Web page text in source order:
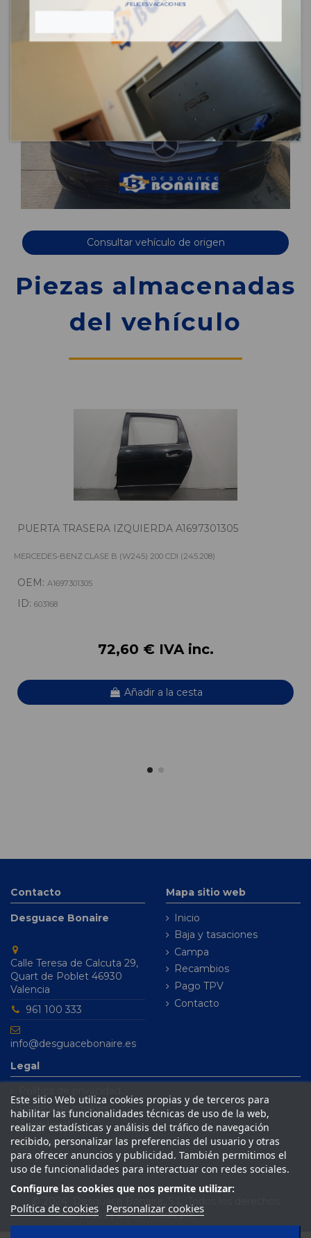
Consultar vehículo de origen
Piezas almacenadas
del vehículo
PUERTA TRASERA IZQUIERDA A1697301305
MERCEDES-BENZ CLASE B (W245) 200 CDI (245.208)
OEM: A1697301305
ID: 603168
72,60 € IVA inc.
Añadir a la cesta
Contacto
Desguace Bonaire
Calle Teresa de Calcuta 29,
Quart de Poblet 46930
Valencia
961 100 333
info@desguacebonaire.es
Mapa sitio web
Inicio
Baja y tasaciones
Campa
Recambios
Pago TPV
Contacto
Legal
Política de cookies
Aviso legal
Condiciones de venta
Este sitio Web utiliza cookies propias y de terceros para
habilitar las funcionalidades técnicas de uso de la web,
realizar estadísticas y análisis del tráfico de navegación
recibido, personalizar las preferencias del usuario y otras
para ofrecer anuncios y publicidad. También permitimos el
uso de funcionalidades para interactuar con redes sociales.
Configure las cookies que nos permite utilizar:
Política de cookies Personalizar cookies
reservados | Desarrollado porSeintosoft
¡FELICES VACACIONES!